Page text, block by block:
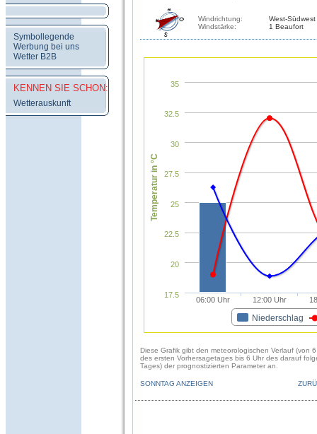
Symbollegende
Werbung bei uns
Wetter B2B
KENNEN SIE SCHON:
Wetterauskunft
Windrichtung:
Windstärke:
West-Südwest
1 Beaufort
Temperatur in °C
Niederschlag
06:00 Uhr 12:00 Uhr
17.5
20
22.5
25
27.5
30
32.5
35
Diese Grafik gibt den meteorologischen Verlauf (von
des ersten Vorhersagetages bis 6 Uhr des darauf
Tages) der prognostizierten Parameter an.
SONNTAG ANZEIGEN